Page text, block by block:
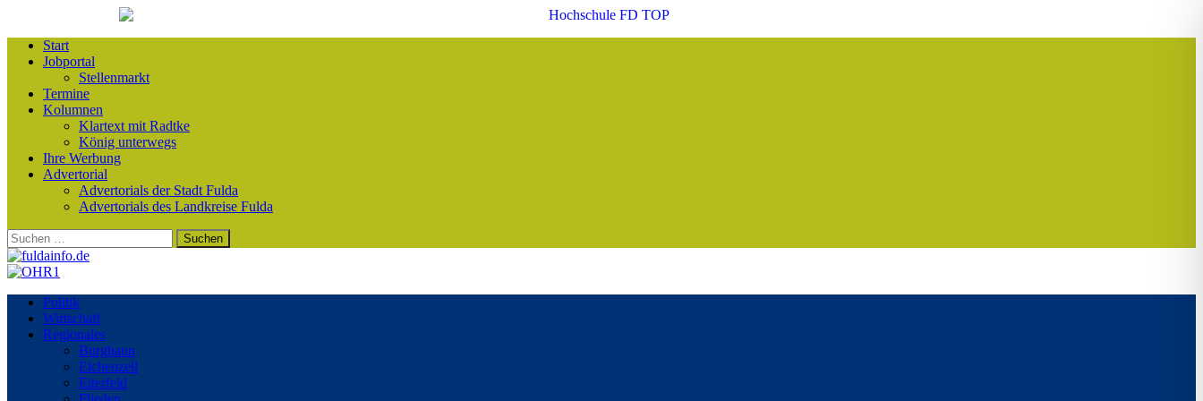
Start
Jobportal
Stellenmarkt
Termine
Kolumnen
Klartext mit Radtke
König unterwegs
Ihre Werbung
Advertorial
Advertorials der Stadt Fulda
Advertorials des Landkreise Fulda
Suchen
nach:
Politik
Wirtschaft
Regionales
Burghaun
Eichenzell
Eiterfeld